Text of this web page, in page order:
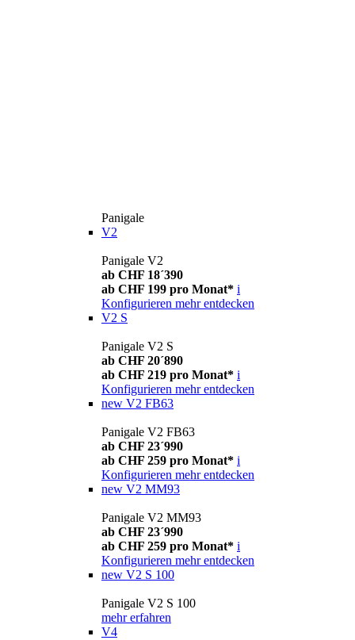
Panigale
V2
Panigale V2
ab CHF 18´390
ab CHF 199 pro Monat* i
Konfigurieren mehr entdecken
V2 S
Panigale V2 S
ab CHF 20´890
ab CHF 219 pro Monat* i
Konfigurieren mehr entdecken
new V2 FB63
Panigale V2 FB63
ab CHF 23´990
ab CHF 259 pro Monat* i
Konfigurieren mehr entdecken
new V2 MM93
Panigale V2 MM93
ab CHF 23´990
ab CHF 259 pro Monat* i
Konfigurieren mehr entdecken
new V2 S 100
Panigale V2 S 100
mehr erfahren
V4